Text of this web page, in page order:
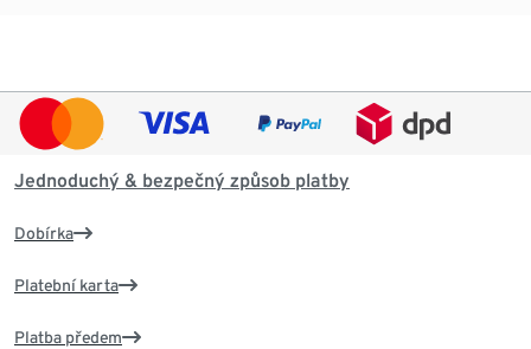
Jednoduchý & bezpečný způsob platby
Dobírka
Platební karta
Platba předem